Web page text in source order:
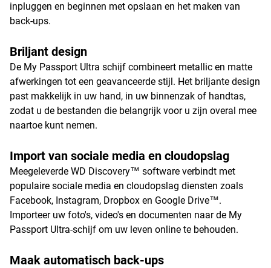
inpluggen en beginnen met opslaan en het maken van
back-ups.
Briljant design
De My Passport Ultra schijf combineert metallic en matte
afwerkingen tot een geavanceerde stijl. Het briljante design
past makkelijk in uw hand, in uw binnenzak of handtas,
zodat u de bestanden die belangrijk voor u zijn overal mee
naartoe kunt nemen.
Import van sociale media en cloudopslag
Meegeleverde WD Discovery™ software verbindt met
populaire sociale media en cloudopslag diensten zoals
Facebook, Instagram, Dropbox en Google Drive™.
Importeer uw foto's, video's en documenten naar de My
Passport Ultra-schijf om uw leven online te behouden.
Maak automatisch back-ups